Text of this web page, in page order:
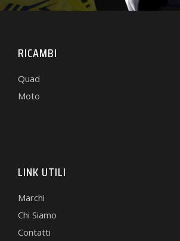
RICAMBI
Quad
Moto
LINK UTILI
Marchi
Chi Siamo
Contatti